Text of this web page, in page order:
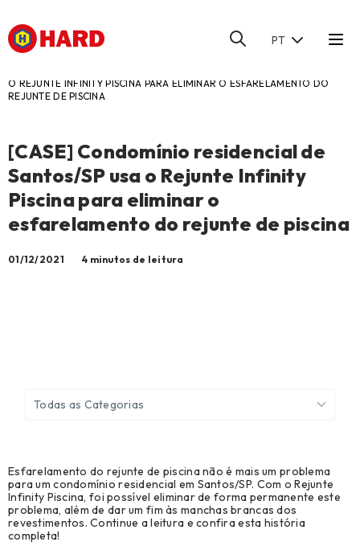
PT
O REJUNTE INFINITY PISCINA PARA ELIMINAR O ESFARELAMENTO DO
REJUNTE DE PISCINA
[CASE] Condomínio residencial de
Santos/SP usa o Rejunte Infinity
Piscina para eliminar o
esfarelamento do rejunte de piscina
01/12/2021 4 minutos de leitura
Esfarelamento do rejunte de piscina não é mais um problema
para um condomínio residencial em Santos/SP. Com o Rejunte
Infinity Piscina, foi possível eliminar de forma permanente este
problema, além de dar um fim às manchas brancas dos
revestimentos. Continue a leitura e confira esta história
completa!
Todas as Categorias
Agronegócio (7)
Biblioteca Técnica (69)
Cases de sucesso (32)